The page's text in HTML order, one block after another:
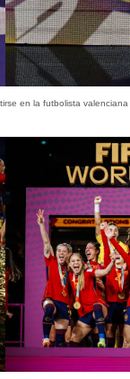
en la futbolista